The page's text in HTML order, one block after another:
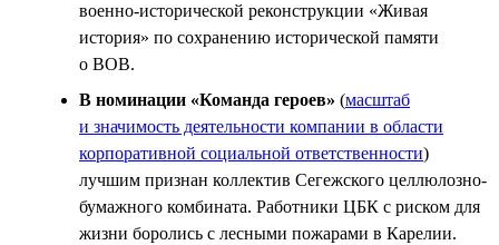
военно-исторической реконструкции «Живая
история» по сохранению исторической памяти
о ВОВ.
В номинации «Команда героев» (масштаб
и значимость деятельности компании в области
корпоративной социальной ответственности)
лучшим признан коллектив Сегежского целлюлозно-
бумажного комбината. Работники ЦБК с риском для
жизни боролись с лесными пожарами в Карелии.